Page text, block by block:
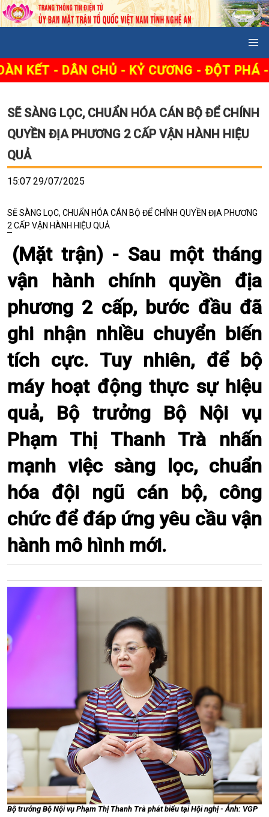
- DÂN CHỦ - KỶ CƯƠNG - ĐỘT PHÁ -
SẼ SÀNG LỌC, CHUẨN HÓA CÁN BỘ ĐỂ CHÍNH
QUYỀN ĐỊA PHƯƠNG 2 CẤP VẬN HÀNH HIỆU
QUẢ
15:07 29/07/2025
SẼ SÀNG LỌC, CHUẨN HÓA CÁN BỘ ĐỂ CHÍNH QUYỀN ĐỊA PHƯƠNG
2 CẤP VẬN HÀNH HIỆU QUẢ
(Mặt trận) - Sau một tháng
vận hành chính quyền địa
phương 2 cấp, bước đầu đã
ghi nhận nhiều chuyển biến
tích cực. Tuy nhiên, để bộ
máy hoạt động thực sự hiệu
quả, Bộ trưởng Bộ Nội vụ
Phạm Thị Thanh Trà nhấn
mạnh việc sàng lọc, chuẩn
hóa đội ngũ cán bộ, công
chức để đáp ứng yêu cầu vận
hành mô hình mới.
Bộ trưởng Bộ Nội vụ Phạm Thị Thanh Trà phát biểu tại Hội nghị - Ảnh: VGP